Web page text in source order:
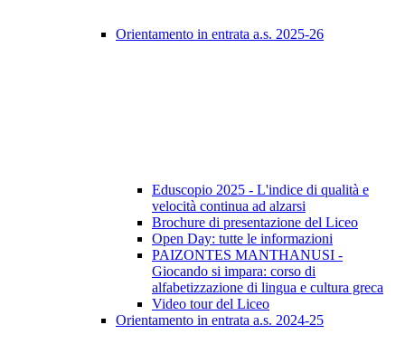
Orientamento in entrata a.s. 2025-26
Eduscopio 2025 - L'indice di qualità e
velocità continua ad alzarsi
Brochure di presentazione del Liceo
Open Day: tutte le informazioni
PAIZONTES MANTHANUSI -
Giocando si impara: corso di
alfabetizzazione di lingua e cultura greca
Video tour del Liceo
Orientamento in entrata a.s. 2024-25